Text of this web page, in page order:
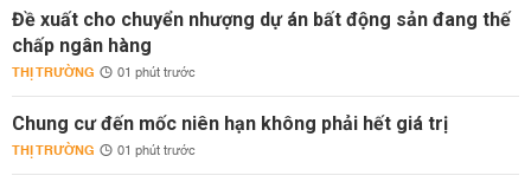
Đề xuất cho chuyển nhượng dự án bất động sản đang thế
chấp ngân hàng
THỊ TRƯỜNG 01 phút trước
Chung cư đến mốc niên hạn không phải hết giá trị
THỊ TRƯỜNG 01 phút trước